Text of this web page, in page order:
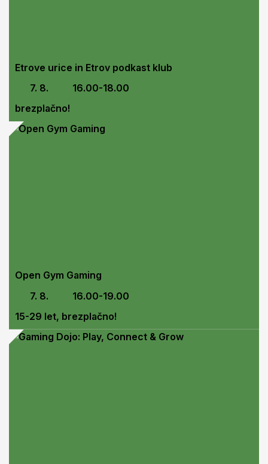
Etrove urice in Etrov podkast klub
7. 8.
16.00-18.00
brezplačno!
Open Gym Gaming
7. 8.
16.00-19.00
15-29 let, brezplačno!